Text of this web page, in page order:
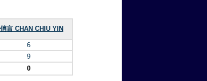
言 CHAN CHIU YIN
6
9
0